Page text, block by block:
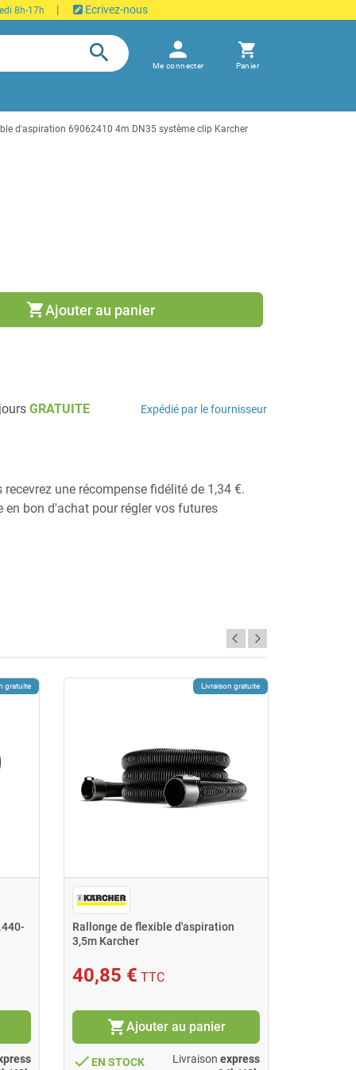
8h-17h | Ecrivez-nous
search person
Me connecter
shopping_cart
Panier
d'aspiration 69062410 4m DN35 système clip Karcher
shopping_cartAjouter au panier
GRATUITE Expédié par le fournisseur
une récompense fidélité de 1,34 €.
en bon d'achat pour régler vos futures
gratuite Livraison gratuite
Rallonge de flexible d'aspiration
3,5m Karcher
40,85 € TTC
shopping_cartAjouter au panier
done EN STOCK Livraison express